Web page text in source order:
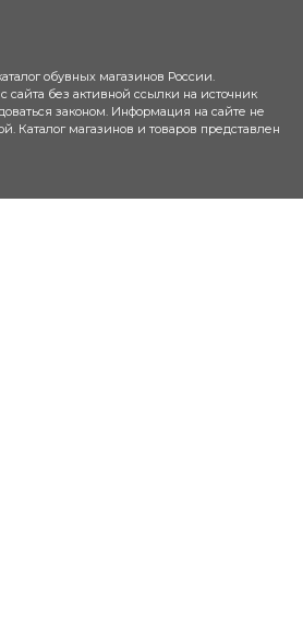
обувных магазинов России.
без активной ссылки на источник
законом. Информация на сайте не
Каталог магазинов и товаров представлен